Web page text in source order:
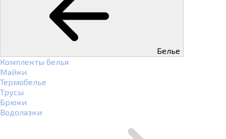
Белье
Комплекты белья
Майки
Термобелье
Трусы
Брюки
Водолазки